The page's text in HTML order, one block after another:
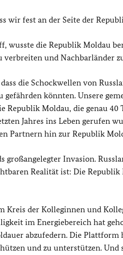
wir fest an der Seite der
wusste die Republik Moldau
verbreiten und Nachbarländer
die Schockwellen von
gefährden könnten. Unsere
Moldau, die genau 40
Jahres ins Leben gerufen
Partnern hin zur Republik
großangelegter Invasion.
Realität ist: Die
Kreis der Kolleginnen und
im Energiebereich hat
abzufedern. Die Plattform
und zu unterstützen.